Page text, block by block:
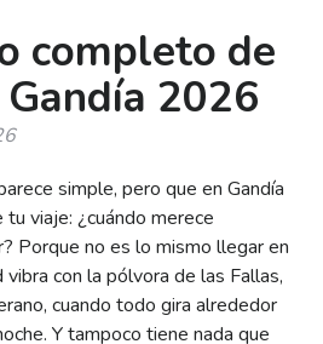
completo de
2026
simple, pero que en Gandía
viaje: ¿cuándo merece
Porque no es lo mismo llegar en
vibra con la pólvora de las Fallas,
cuando todo gira alrededor
Y tampoco tiene nada que